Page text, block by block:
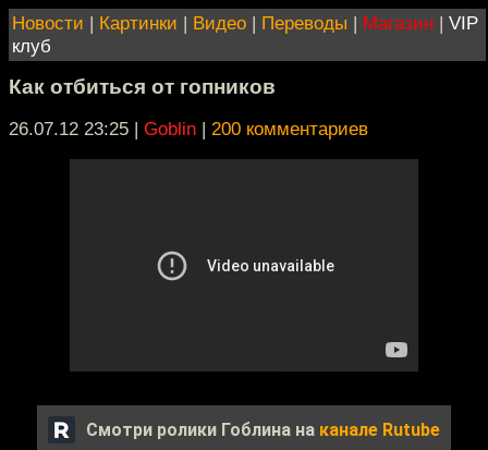
Новости | Картинки | Видео | Переводы | Магазин | VIP
клуб
Как отбиться от гопников
26.07.12 23:25 | Goblin | 200 комментариев
Смотри ролики Гоблина на канале Rutube